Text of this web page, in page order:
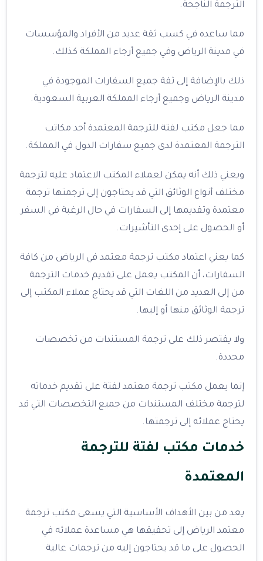
الترجمة الناجحة.
مما ساعده في كسب ثقة عديد من الأفراد والمؤسسات
في مدينة الرياض وفي جميع أرجاء المملكة كذلك.
ذلك بالإضافة إلى ثقة جميع السفارات الموجودة في
مدينة الرياض وجميع أرجاء المملكة العربية السعودية.
مما جعل مكتب لفتة للترجمة المعتمدة أحد مكاتب
الترجمة المعتمدة لدى جميع سفارات الدول في المملكة.
ويعني ذلك أنه يمكن لعملاء المكتب الاعتماد عليه لترجمة
مختلف أنواع الوثائق التي قد يحتاجون إلى ترجمتها ترجمة
معتمدة وتقديمها إلى السفارات في حال الرغبة في السفر
أو الحصول على إحدى التأشيرات.
كما يعني اعتماد مكتب ترجمة معتمد في الرياض من كافة
السفارات، أن المكتب يعمل على تقديم خدمات الترجمة
من إلى العديد من اللغات التي قد يحتاج عملاء المكتب إلى
ترجمة الوثائق منها أو إليها.
ولا يقتصر ذلك على ترجمة المستندات من تخصصات
محددة.
إنما يعمل مكتب ترجمة معتمد لفتة على تقديم خدماته
لترجمة مختلف المستندات من جميع التخصصات التي قد
يحتاج عملائه إلى ترجمتها.
خدمات مكتب لفتة للترجمة
المعتمدة
يعد من بين الأهداف الأساسية التي يسعى مكتب ترجمة
معتمد الرياض إلى تحقيقها هي مساعدة عملائه في
الحصول على ما قد يحتاجون إليه من ترجمات عالية